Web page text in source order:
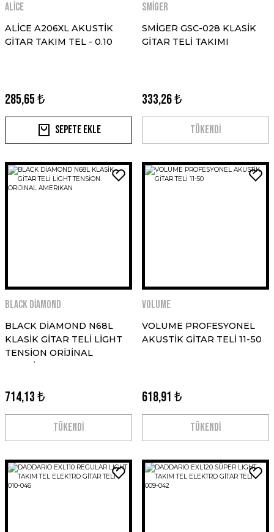
ALİCE
ALİCE A206XL AKUSTİK
GİTAR TAKIM TEL - 0.10
285,65 ₺
Sepete Ekle
SMİGER
SMİGER GSC-028 KLASİK
GİTAR TELİ TAKIMI
333,26 ₺
TÜKENDİ
BLACK DİAMOND
BLACK DİAMOND N68L
KLASİK GİTAR TELİ LİGHT
TENSİON ORİJİNAL
AMERİKAN
714,13 ₺
TÜKENDİ
VOLUME
VOLUME PROFESYONEL
AKUSTİK GİTAR TELİ 11-50
618,91 ₺
TÜKENDİ